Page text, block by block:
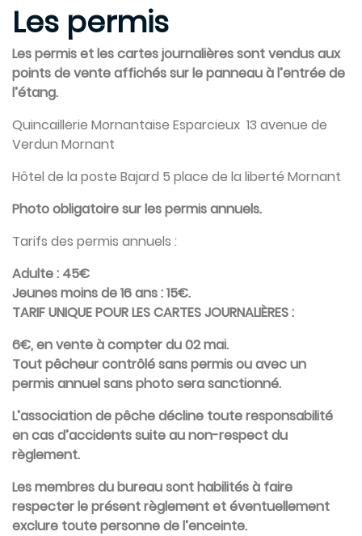
Les permis
Les permis et les cartes journalières sont vendus aux
points de vente affichés sur le panneau à l’entrée de
l’étang.
Quincaillerie Mornantaise Esparcieux 13 avenue de
Verdun Mornant
Hôtel de la poste Bajard 5 place de la liberté Mornant
Photo obligatoire sur les permis annuels.
Tarifs des permis annuels :
Adulte : 45€
Jeunes moins de 16 ans : 15€.
TARIF UNIQUE POUR LES CARTES JOURNALIÈRES :
6€, en vente à compter du 02 mai.
Tout pêcheur contrôlé sans permis ou avec un
permis annuel sans photo sera sanctionné.
L’association de pêche décline toute responsabilité
en cas d’accidents suite au non-respect du
règlement.
Les membres du bureau sont habilités à faire
respecter le présent règlement et éventuellement
exclure toute personne de l’enceinte.